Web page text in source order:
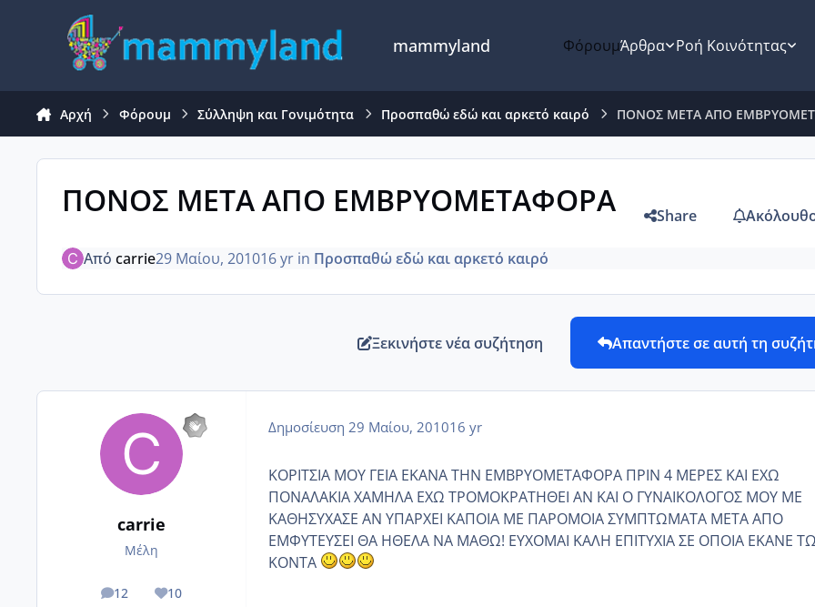
Μετάβαση σε περιεχόμενο
mammyland ΦόρουμΆρθρα Ροή Κοινότητας
Αρχή Φόρουμ Σύλληψη και Γονιμότητα Προσπαθώ εδώ και αρκετό καιρό ΠΟΝΟΣ ΜΕΤΑ ΑΠΟ
ΠΟΝΟΣ ΜΕΤΑ ΑΠΟ ΕΜΒΡΥΟΜΕΤΑΦΟΡΑ Share
Απόcarrie29 Μαίου, 201016 yr in Προσπαθώ εδώ και αρκετό καιρό
Ξεκινήστε νέα συζήτηση Απαντήστε σε αυτή τη
carrie
Μέλη
12
posts 10
Reputation
Δημοσίευση 29 Μαίου, 201016 yr
ΚΟΡΙΤΣΙΑ ΜΟΥ ΓΕΙΑ ΕΚΑΝΑ ΤΗΝ ΕΜΒΡΥΟΜΕΤΑΦΟΡΑ ΠΡΙΝ 4 ΜΕΡΕΣ ΚΑΙ ΕΧΩ
ΠΟΝΑΛΑΚΙΑ ΧΑΜΗΛΑ ΕΧΩ ΤΡΟΜΟΚΡΑΤΗΘΕΙ ΑΝ ΚΑΙ Ο ΓΥΝΑΙΚΟΛΟΓΟΣ ΜΟΥ ΜΕ
ΚΑΘΗΣΥΧΑΣΕ ΑΝ ΥΠΑΡΧΕΙ ΚΑΠΟΙΑ ΜΕ ΠΑΡΟΜΟΙΑ ΣΥΜΠΤΩΜΑΤΑ ΜΕΤΑ ΑΠΟ
ΕΜΦΥΤΕΥΣΕΙ ΘΑ ΗΘΕΛΑ ΝΑ ΜΑΘΩ! ΕΥΧΟΜΑΙ ΚΑΛΗ ΕΠΙΤΥΧΙΑ ΣΕ ΟΠΟΙΑ ΕΚΑΝΕ
ΚΟΝΤΑ